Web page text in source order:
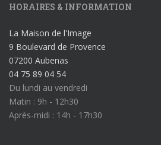
HORAIRES & INFORMATION
La Maison de l'Image
9 Boulevard de Provence
07200 Aubenas
04 75 89 04 54
Du lundi au vendredi
Matin : 9h - 12h30
Après-midi : 14h - 17h30